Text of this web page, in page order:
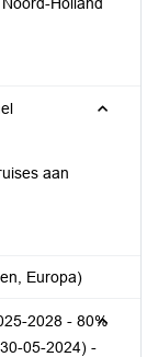
aan
Europa)
2028 - 80%
05-2024) -